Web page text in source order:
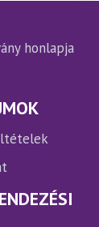
honlapja